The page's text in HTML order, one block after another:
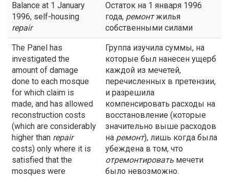
Balance at 1 January
1996, self-housing
repair
Остаток на 1 января 1996
года, ремонтжилья
собственными силами
The Panel has
investigated the
amount of damage
done to each mosque
for which claim is
made, and has allowed
reconstruction costs
(which are considerably
higher than repair
costs) only where it is
satisfied that the
mosques were
Группа изучила суммы, на
которые был нанесен ущерб
каждой из мечетей,
перечисленных в претензии,
и разрешила
компенсировать расходы на
восстановление (которые
значительно выше расходов
на ремонт), лишь когда была
убеждена в том, что
отремонтировать мечети
было невозможно.